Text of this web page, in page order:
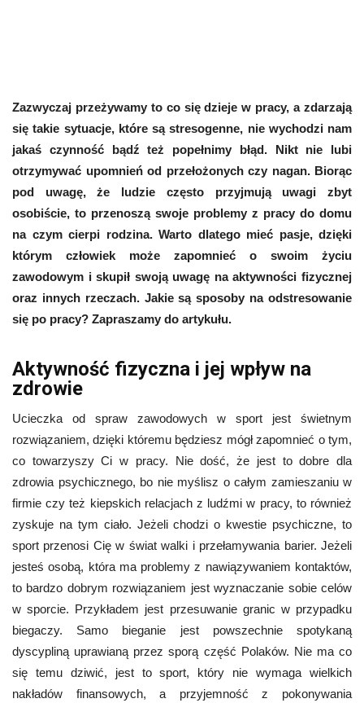
Zazwyczaj przeżywamy to co się dzieje w pracy, a zdarzają
się takie sytuacje, które są stresogenne, nie wychodzi nam
jakaś czynność bądź też popełnimy błąd. Nikt nie lubi
otrzymywać upomnień od przełożonych czy nagan. Biorąc
pod uwagę, że ludzie często przyjmują uwagi zbyt
osobiście, to przenoszą swoje problemy z pracy do domu
na czym cierpi rodzina. Warto dlatego mieć pasje, dzięki
którym człowiek może zapomnieć o swoim życiu
zawodowym i skupił swoją uwagę na aktywności fizycznej
oraz innych rzeczach. Jakie są sposoby na odstresowanie
się po pracy? Zapraszamy do artykułu.
Aktywność fizyczna i jej wpływ na
zdrowie
Ucieczka od spraw zawodowych w sport jest świetnym
rozwiązaniem, dzięki któremu będziesz mógł zapomnieć o tym,
co towarzyszy Ci w pracy. Nie dość, że jest to dobre dla
zdrowia psychicznego, bo nie myślisz o całym zamieszaniu w
firmie czy też kiepskich relacjach z ludźmi w pracy, to również
zyskuje na tym ciało. Jeżeli chodzi o kwestie psychiczne, to
sport przenosi Cię w świat walki i przełamywania barier. Jeżeli
jesteś osobą, która ma problemy z nawiązywaniem kontaktów,
to bardzo dobrym rozwiązaniem jest wyznaczanie sobie celów
w sporcie. Przykładem jest przesuwanie granic w przypadku
biegaczy. Samo bieganie jest powszechnie spotykaną
dyscypliną uprawianą przez sporą część Polaków. Nie ma co
się temu dziwić, jest to sport, który nie wymaga wielkich
nakładów finansowych, a przyjemność z pokonywania